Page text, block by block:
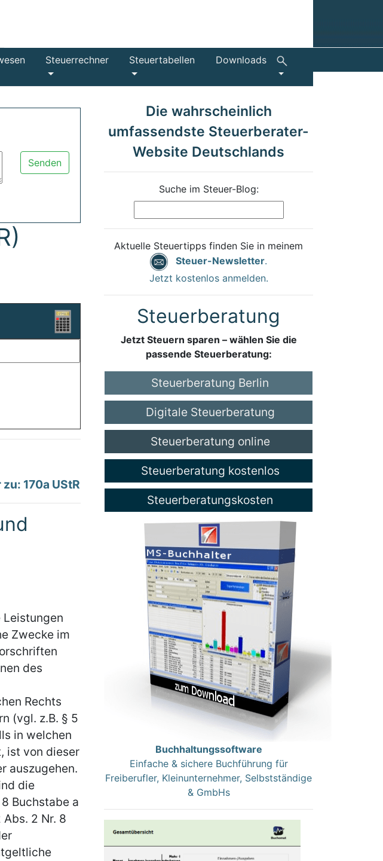
Steuerrechner Steuertabellen Downloads
Senden
170a UStR
Leistungen
Zwecke im
des
Rechts
(vgl. z.B. § 5
in welchen
ist von dieser
auszugehen.
die
Buchstabe a
2 Nr. 8
Die wahrscheinlich
umfassendste Steuerberater-
Website Deutschlands
Suche im Steuer-Blog:
Aktuelle Steuertipps finden Sie in meinem
Steuer-Newsletter.
Jetzt kostenlos anmelden.
Steuerberatung
Jetzt Steuern sparen – wählen Sie die
passende Steuerberatung:
Steuerberatung Berlin
Digitale Steuerberatung
Steuerberatung online
Steuerberatung kostenlos
Steuerberatungskosten
Buchhaltungssoftware
Einfache & sichere Buchführung für
Freiberufler, Kleinunternehmer, Selbstständige
& GmbHs